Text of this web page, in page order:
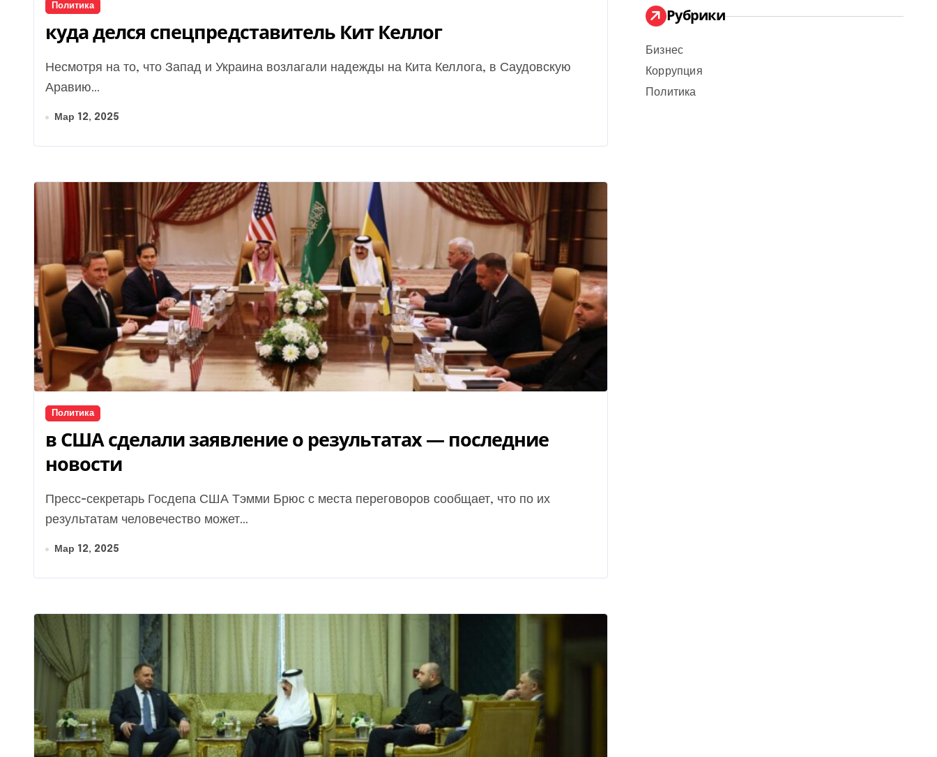
Политика
куда делся спецпредставитель Кит Келлог
Несмотря на то, что Запад и Украина возлагали надежды на Кита Келлога, в Саудовскую
Аравию...
Мар 12, 2025
Политика
в США сделали заявление о результатах — последние
новости
Пресс-секретарь Госдепа США Тэмми Брюс с места переговоров сообщает, что по их
результатам человечество может...
Мар 12, 2025
Рубрики
Бизнес
Коррупция
Политика